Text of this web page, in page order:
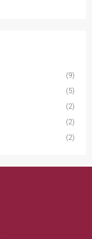
(9)
(5)
(2)
(2)
(2)